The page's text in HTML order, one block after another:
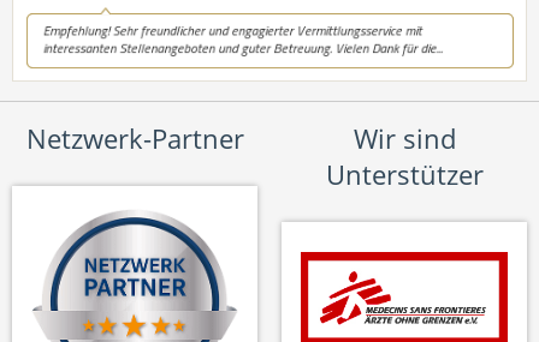
Netzwerk-Partner
Wir sind
Unterstützer